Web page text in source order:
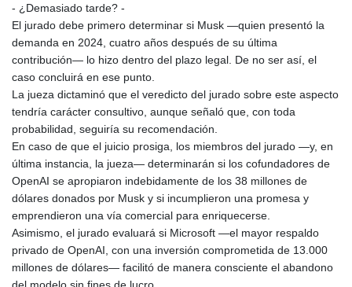
- ¿Demasiado tarde? -
El jurado debe primero determinar si Musk —quien presentó la
demanda en 2024, cuatro años después de su última
contribución— lo hizo dentro del plazo legal. De no ser así, el
caso concluirá en ese punto.
La jueza dictaminó que el veredicto del jurado sobre este aspecto
tendría carácter consultivo, aunque señaló que, con toda
probabilidad, seguiría su recomendación.
En caso de que el juicio prosiga, los miembros del jurado —y, en
última instancia, la jueza— determinarán si los cofundadores de
OpenAI se apropiaron indebidamente de los 38 millones de
dólares donados por Musk y si incumplieron una promesa y
emprendieron una vía comercial para enriquecerse.
Asimismo, el jurado evaluará si Microsoft —el mayor respaldo
privado de OpenAI, con una inversión comprometida de 13.000
millones de dólares— facilitó de manera consciente el abandono